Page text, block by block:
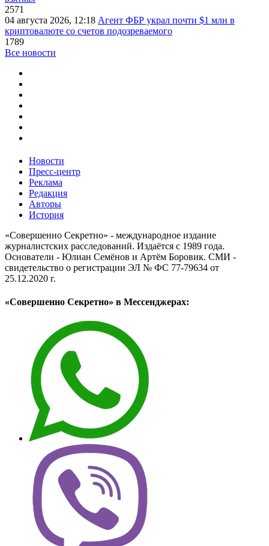
2571
04 августа 2026, 12:18 Агент ФБР украл почти $1 млн в
криптовалюте со счетов подозреваемого
1789
Все новости
Новости
Пресс-центр
Реклама
Редакция
Авторы
История
«Совершенно Секретно» - международное издание
журналистских расследований. Издаётся с 1989 года.
Основатели - Юлиан Семёнов и Артём Боровик. CМИ -
свидетельство о регистрации ЭЛ № ФС 77-79634 от
25.12.2020 г.
«Совершенно Секретно» в Мессенджерах: